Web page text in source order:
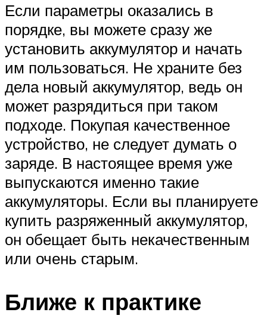
Если параметры оказались в
порядке, вы можете сразу же
установить аккумулятор и начать
им пользоваться. Не храните без
дела новый аккумулятор, ведь он
может разрядиться при таком
подходе. Покупая качественное
устройство, не следует думать о
заряде. В настоящее время уже
выпускаются именно такие
аккумуляторы. Если вы планируете
купить разряженный аккумулятор,
он обещает быть некачественным
или очень старым.
Ближе к практике